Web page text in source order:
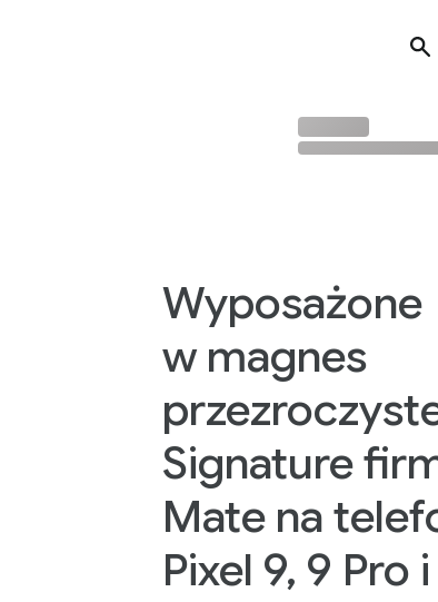
9, 9 Pro i 9 Pro XL – Google Store
Wyposażone
w magnes
Signature
Mate na
Pixel 9, 9 Pro